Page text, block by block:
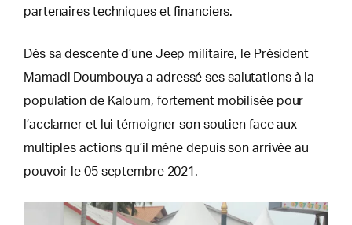
partenaires techniques et financiers.
Dès sa descente d’une Jeep militaire, le Président
Mamadi Doumbouya a adressé ses salutations à la
population de Kaloum, fortement mobilisée pour
l’acclamer et lui témoigner son soutien face aux
multiples actions qu’il mène depuis son arrivée au
pouvoir le 05 septembre 2021.